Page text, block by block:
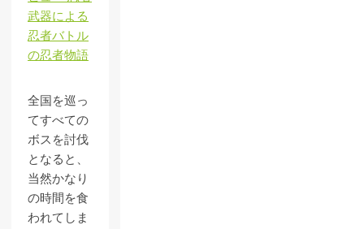
武器による
忍者バトル
の忍者物語
全国を巡っ
てすべての
ボスを討伐
となると、
当然かなり
の時間を食
われてしま